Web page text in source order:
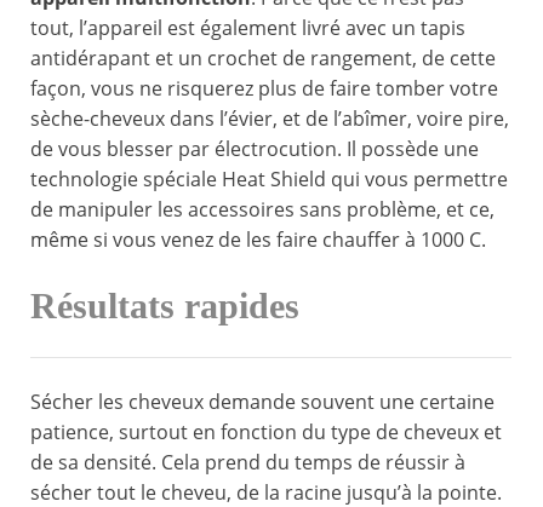
tout, l’appareil est également livré avec un tapis
antidérapant et un crochet de rangement, de cette
façon, vous ne risquerez plus de faire tomber votre
sèche-cheveux dans l’évier, et de l’abîmer, voire pire,
de vous blesser par électrocution. Il possède une
technologie spéciale Heat Shield qui vous permettre
de manipuler les accessoires sans problème, et ce,
même si vous venez de les faire chauffer à 1000 C.
Résultats rapides
Sécher les cheveux demande souvent une certaine
patience, surtout en fonction du type de cheveux et
de sa densité. Cela prend du temps de réussir à
sécher tout le cheveu, de la racine jusqu’à la pointe.